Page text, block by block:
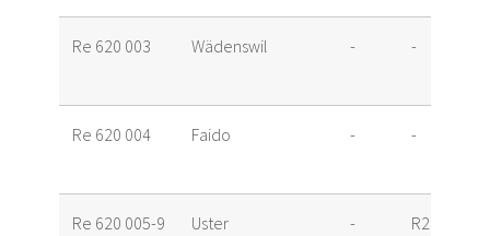
Re 620 003 Wädenswil - -
Re 620 004 Faido - -
Re 620 005-9 Uster -
R2